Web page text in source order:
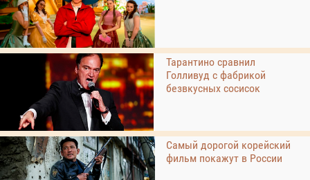
Тарантино сравнил
Голливуд с фабрикой
безвкусных сосисок
Самый дорогой корейский
фильм покажут в России